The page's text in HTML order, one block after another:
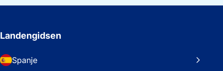
Landengidsen
Spanje